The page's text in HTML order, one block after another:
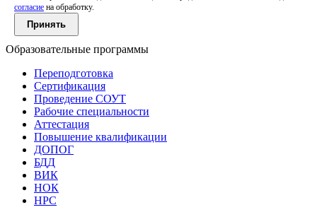
согласие на обработку.
Принять
Образовательные программы
Переподготовка
Сертификация
Проведение СОУТ
Рабочие специальности
Аттестация
Повышение квалификации
ДОПОГ
БДД
ВИК
НОК
НРС